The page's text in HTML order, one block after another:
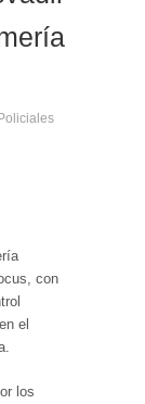
con
el
los